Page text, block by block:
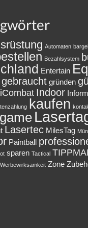
Automaten
Bezahlsystem
Entertain
gebraucht gründen
iCombat Indoor
kaufen
Lasertec MilesTag
Paintball
sparen Tactical
Werbewirksamkeit Zone